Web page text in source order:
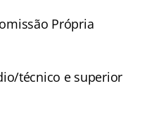
Própria
técnico e superior